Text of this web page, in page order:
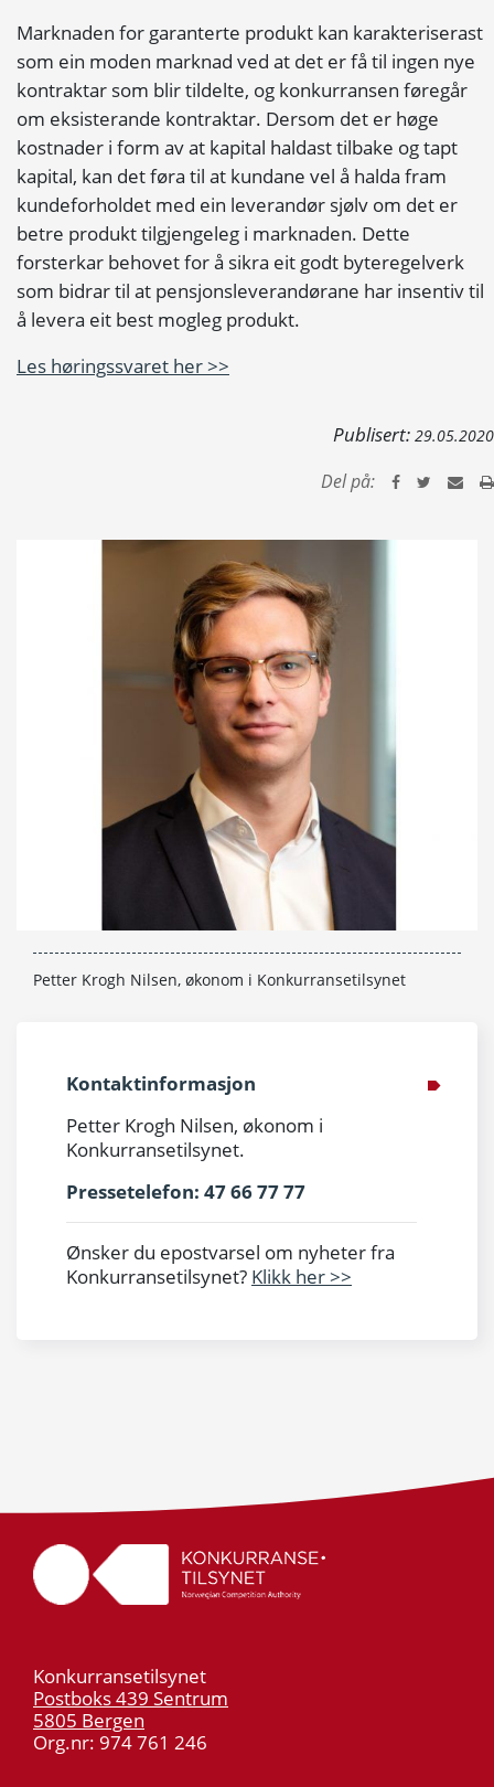
Marknaden for garanterte produkt kan karakteriserast
som ein moden marknad ved at det er få til ingen nye
kontraktar som blir tildelte, og konkurransen føregår
om eksisterande kontraktar. Dersom det er høge
kostnader i form av at kapital haldast tilbake og tapt
kapital, kan det føra til at kundane vel å halda fram
kundeforholdet med ein leverandør sjølv om det er
betre produkt tilgjengeleg i marknaden. Dette
forsterkar behovet for å sikra eit godt byteregelverk
som bidrar til at pensjonsleverandørane har insentiv til
å levera eit best mogleg produkt.
Les høringssvaret her >>
Publisert: 29.05.2020
Del på:
Petter Krogh Nilsen, økonom i Konkurransetilsynet
Kontaktinformasjon
Petter Krogh Nilsen, økonom i
Konkurransetilsynet.
Pressetelefon: 47 66 77 77
Ønsker du epostvarsel om nyheter fra
Konkurransetilsynet? Klikk her >>
Konkurransetilsynet
Postboks 439 Sentrum
5805 Bergen
Org.nr: 974 761 246